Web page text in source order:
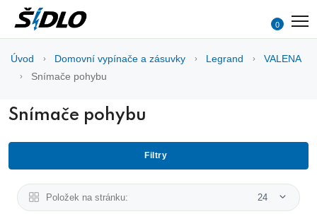
0
Úvod Domovní vypínače a zásuvky Legrand
VALENA
Snímače pohybu
Snímače pohybu
Filtry
Položek na stránku: 24